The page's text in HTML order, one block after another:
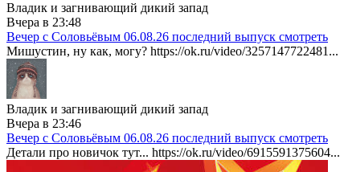
Владик и загнивающий дикий запад
Вчера в 23:48
Вечер с Соловьёвым 06.08.26 последний выпуск смотреть
Мишустин, ну как, могу? https://ok.ru/video/3257147722481...
Владик и загнивающий дикий запад
Вчера в 23:46
Вечер с Соловьёвым 06.08.26 последний выпуск смотреть
Детали про новичок тут... https://ok.ru/video/6915591375604...